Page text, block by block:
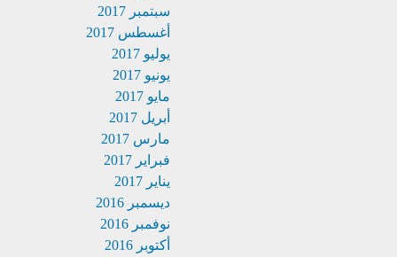
سبتمبر 2017
أغسطس 2017
يوليو 2017
يونيو 2017
مايو 2017
أبريل 2017
مارس 2017
فبراير 2017
يناير 2017
ديسمبر 2016
نوفمبر 2016
أكتوبر 2016